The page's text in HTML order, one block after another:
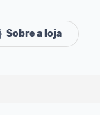
Sobre a loja